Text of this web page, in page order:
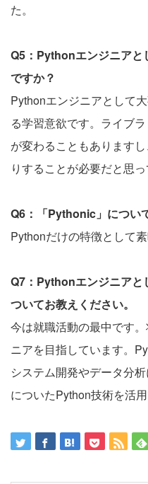
た。
Q5：Pythonエンジニアと
ですか？
Pythonエンジニアとして
る学習意欲です。ライブ
が変わることもあります
りすることが必要だと思っ
Q6：「Pythonic」につい
Pythonだけの特徴として
Q7：Pythonエンジニアと
ついてお教えください。
今は就職活動の最中です
ニアを目指しています。
システム開発やデータ分
についたPython技術を活